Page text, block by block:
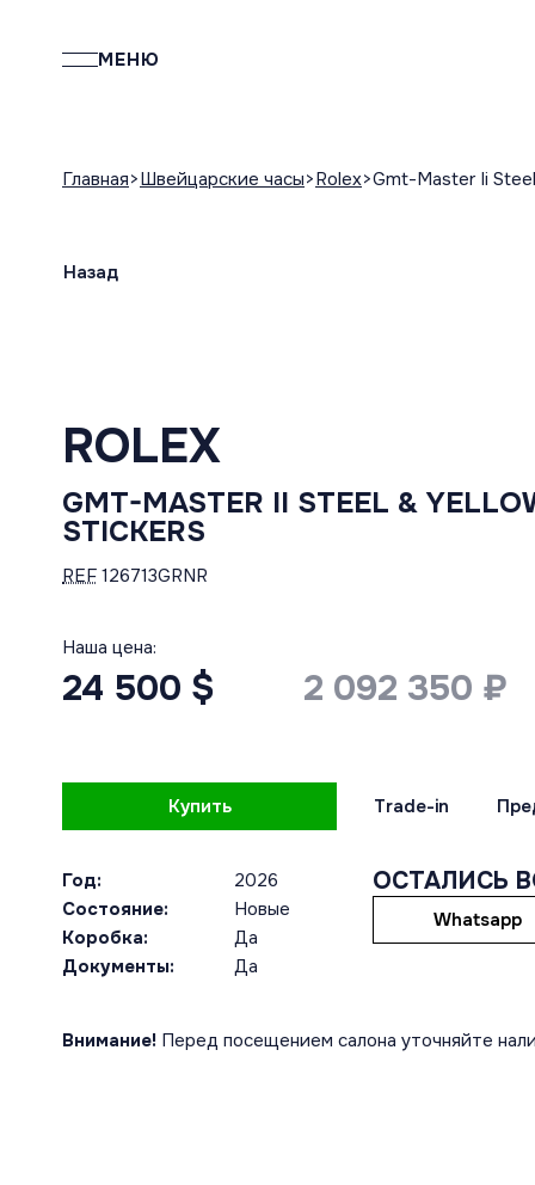
МЕНЮ
Главная Швейцарские часы Rolex Gmt-Master Ii
Назад
ROLEX
GMT-MASTER II STEEL &
STICKERS
REF 126713GRNR
Наша цена:
24 500 $ 2 092 350 ₽
Купить Trade-in
Год:
2026
Состояние:
Новые
Коробка:
Да
Документы:
Да
ОСТАЛИСЬ
Whatsapp
Внимание! Перед посещением салона уточняйте